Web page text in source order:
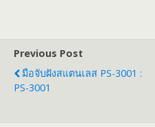
Previous Post
มือจับฝังสแตนเลส PS-3001 :
PS-3001